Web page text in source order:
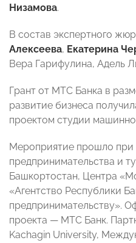
Низамова.
В состав экспертного
Алексеева, Екатерина
Вера Гарифулина, Адель
Грант от МТС Банка в
развитие бизнеса
проектом студии
Мероприятие прошло
предпринимательства и
Башкортостан, Центра
«Агентство Республики
предпринимательству».
проекта — МТС Банк.
Kachagin University,